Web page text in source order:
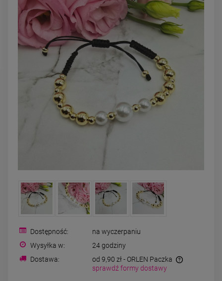
DO KOSZYKA
powiadom o
dostępności
Bransoletka srebrna STAL
CHIRURGICZNA
modułowa czarne
koniczyny kryształki
79,00 zł
Dostępność:
na wyczerpaniu
Wysyłka w:
24 godziny
Dostawa:
od 9,90 zł - ORLEN Paczka
sprawdź formy dostawy